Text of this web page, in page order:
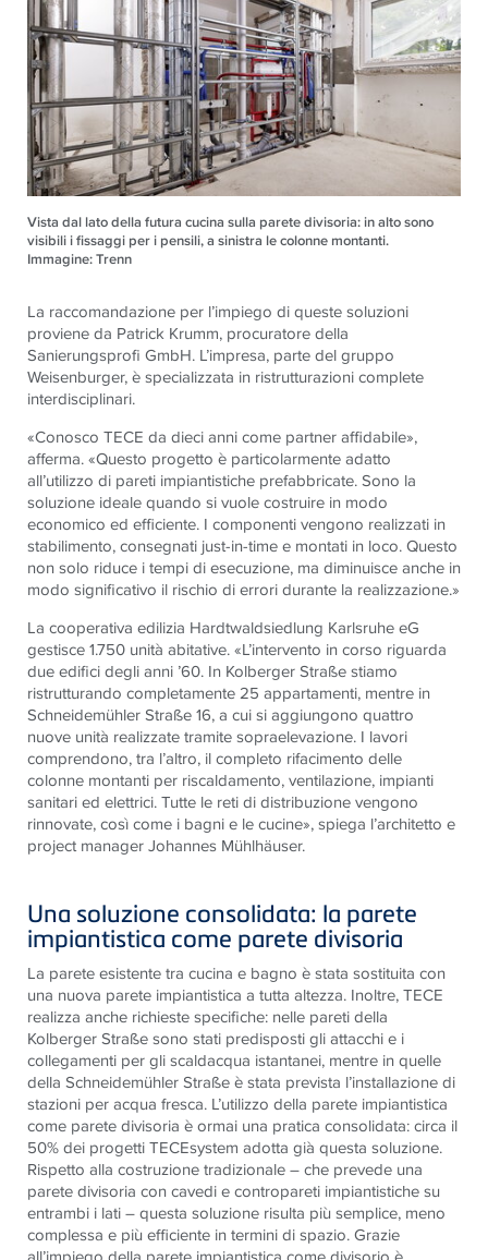
Vista dal lato della futura cucina sulla parete divisoria: in alto sono
visibili i fissaggi per i pensili, a sinistra le colonne montanti.
Immagine: Trenn
La raccomandazione per l’impiego di queste soluzioni
proviene da Patrick Krumm, procuratore della
Sanierungsprofi GmbH. L’impresa, parte del gruppo
Weisenburger, è specializzata in ristrutturazioni complete
interdisciplinari.
«Conosco TECE da dieci anni come partner affidabile»,
afferma. «Questo progetto è particolarmente adatto
all’utilizzo di pareti impiantistiche prefabbricate. Sono la
soluzione ideale quando si vuole costruire in modo
economico ed efficiente. I componenti vengono realizzati in
stabilimento, consegnati just-in-time e montati in loco. Questo
non solo riduce i tempi di esecuzione, ma diminuisce anche in
modo significativo il rischio di errori durante la realizzazione.»
La cooperativa edilizia Hardtwaldsiedlung Karlsruhe eG
gestisce 1.750 unità abitative. «L’intervento in corso riguarda
due edifici degli anni ’60. In Kolberger Straße stiamo
ristrutturando completamente 25 appartamenti, mentre in
Schneidemühler Straße 16, a cui si aggiungono quattro
nuove unità realizzate tramite sopraelevazione. I lavori
comprendono, tra l’altro, il completo rifacimento delle
colonne montanti per riscaldamento, ventilazione, impianti
sanitari ed elettrici. Tutte le reti di distribuzione vengono
rinnovate, così come i bagni e le cucine», spiega l’architetto e
project manager Johannes Mühlhäuser.
Una soluzione consolidata: la parete
impiantistica come parete divisoria
La parete esistente tra cucina e bagno è stata sostituita con
una nuova parete impiantistica a tutta altezza. Inoltre, TECE
realizza anche richieste specifiche: nelle pareti della
Kolberger Straße sono stati predisposti gli attacchi e i
collegamenti per gli scaldacqua istantanei, mentre in quelle
della Schneidemühler Straße è stata prevista l’installazione di
stazioni per acqua fresca. L’utilizzo della parete impiantistica
come parete divisoria è ormai una pratica consolidata: circa il
50% dei progetti TECEsystem adotta già questa soluzione.
Rispetto alla costruzione tradizionale – che prevede una
parete divisoria con cavedi e contropareti impiantistiche su
entrambi i lati – questa soluzione risulta più semplice, meno
complessa e più efficiente in termini di spazio. Grazie